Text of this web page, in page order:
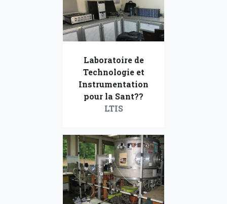
Laboratoire de
Technologie et
Instrumentation
pour la Sant??
LTIS